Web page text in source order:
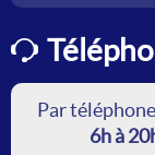
Par
6h à